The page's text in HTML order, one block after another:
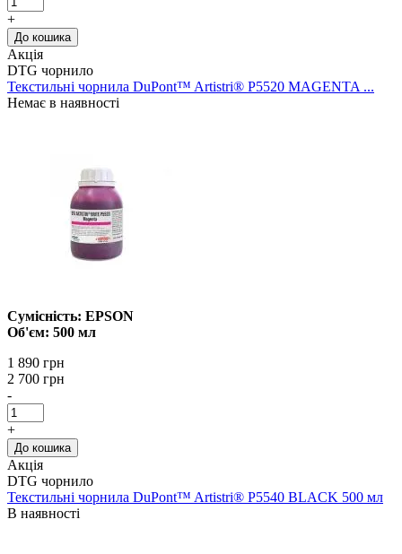
+
До кошика
Акція
DTG чорнило
Текстильні чорнила DuPont™ Artistri® P5520 MAGENTA ...
Немає в наявності
Сумісність: EPSON
Об'єм: 500 мл
1 890 грн
2 700 грн
-
+
До кошика
Акція
DTG чорнило
Текстильні чорнила DuPont™ Artistri® P5540 BLACK 500 мл
В наявності